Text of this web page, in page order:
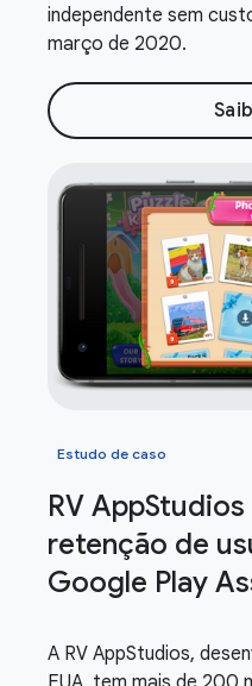
independente sem
março de 2020.
Estudo de caso
RV AppStudios
retenção de
Google Play
A RV AppStudios,